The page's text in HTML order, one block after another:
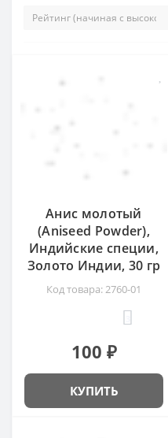
Анис молотый
(Aniseed Powder),
Индийские специи,
Золото Индии, 30 гр
Код товара: 2760-01
100 ₽
КУПИТЬ